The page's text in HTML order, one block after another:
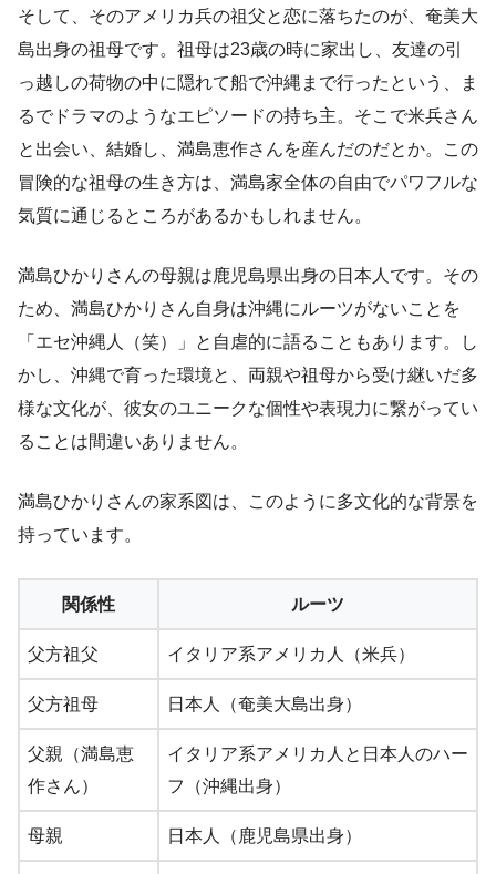
そして、そのアメリカ兵の祖父と恋に落ちたのが、奄美大
島出身の祖母です。祖母は23歳の時に家出し、友達の引
っ越しの荷物の中に隠れて船で沖縄まで行ったという、ま
るでドラマのようなエピソードの持ち主。そこで米兵さん
と出会い、結婚し、満島恵作さんを産んだのだとか。この
冒険的な祖母の生き方は、満島家全体の自由でパワフルな
気質に通じるところがあるかもしれません。
満島ひかりさんの母親は鹿児島県出身の日本人です。その
ため、満島ひかりさん自身は沖縄にルーツがないことを
「エセ沖縄人（笑）」と自虐的に語ることもあります。し
かし、沖縄で育った環境と、両親や祖母から受け継いだ多
様な文化が、彼女のユニークな個性や表現力に繋がってい
ることは間違いありません。
満島ひかりさんの家系図は、このように多文化的な背景を
持っています。
関係性 ルーツ
父方祖父 イタリア系アメリカ人（米兵）
父方祖母 日本人（奄美大島出身）
父親（満島恵
作さん）
イタリア系アメリカ人と日本人のハー
フ（沖縄出身）
母親 日本人（鹿児島県出身）